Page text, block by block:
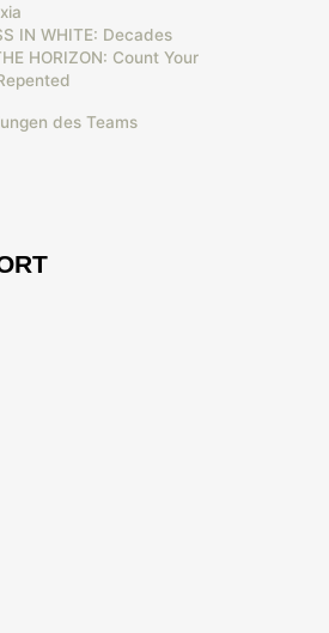
IN WHITE: Decades
HORIZON: Count Your
des Teams